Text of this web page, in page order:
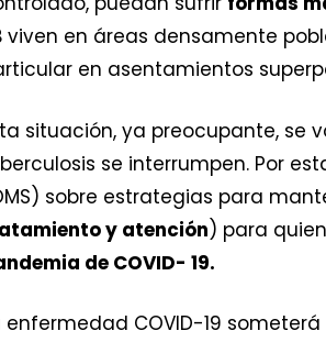
viven en áreas densamente
en asentamientos
situación, ya preocupante, se
se interrumpen. Por
sobre estrategias para
y atención) para
de COVID- 19.
enfermedad COVID-19